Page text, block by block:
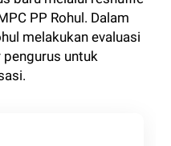
PP Rohul. Dalam
melakukan evaluasi
untuk